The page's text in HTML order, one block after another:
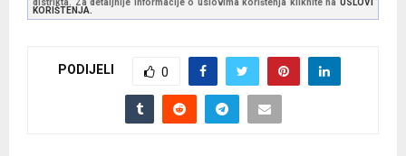
KORIŠTENJA.
PODIJELI 0